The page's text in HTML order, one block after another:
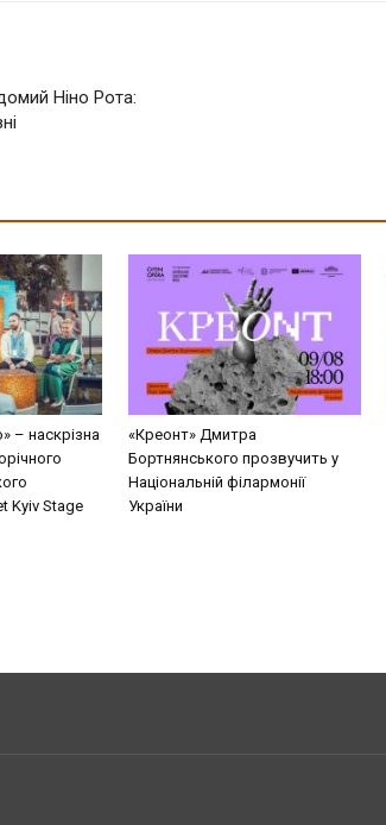
Ніно Рота:
– наскрізна
Kyiv Stage
«Креонт» Дмитра
Бортнянського прозвучить у
Національній філармонії
України